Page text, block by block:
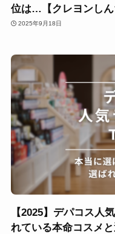
位は…【クレヨンしん
2025年9月18日
【2025】デパコス人
れている本命コスメ